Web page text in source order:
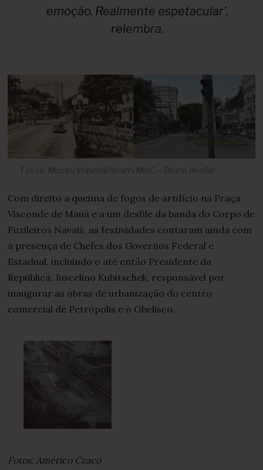
emoção. Realmente espetacular’,
relembra.
Fotos: Museu Imperial/Ibram/MinC – Bruno Avellar
Com direito a queima de fogos de artifício na Praça
Visconde de Mauá e a um desfile da banda do Corpo de
Fuzileiros Navais, as festividades contaram ainda com
a presença de Chefes dos Governos Federal e
Estadual, incluindo o até então Presidente da
República, Juscelino Kubitschek, responsável por
inaugurar as obras de urbanização do centro
comercial de Petrópolis e o Obelisco.
Fotos: Américo Czaco